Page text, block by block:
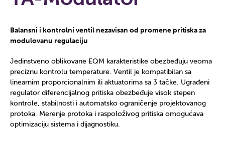
Balansni i kontrolni ventil nezavisan od promene pritiska za
modulovanu regulaciju
Jedinstveno oblikovane EQM karakteristike obezbeđuju veoma
preciznu kontrolu temperature. Ventil je kompatibilan sa
linearnim proporcionalnim ili aktuatorima sa 3 tačke. Ugrađeni
regulator diferencijalnog pritiska obezbeđuje visok stepen
kontrole, stabilnosti i automatsko ograničenje projektovanog
protoka. Merenje protoka i raspoloživog pritiska omogućava
optimizaciju sistema i dijagnostiku.